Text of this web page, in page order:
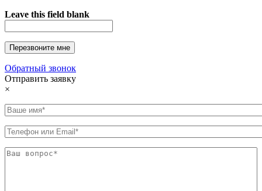
Leave this field blank
Обратный звонок
Отправить заявку
×